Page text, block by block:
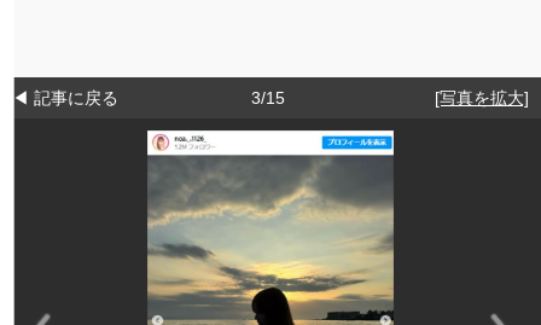
◀ 記事に戻る 3/15 [写真を拡大]